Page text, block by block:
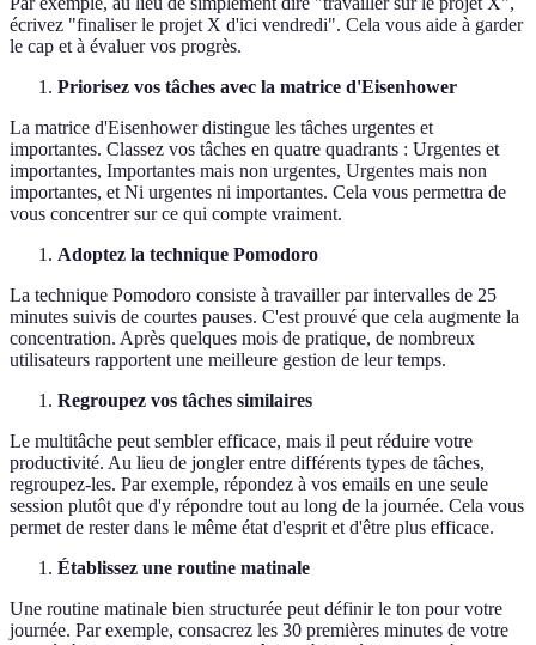
écrivez "finaliser le projet X d'ici vendredi". Cela vous aide à garder
le cap et à évaluer vos progrès.
Priorisez vos tâches avec la matrice d'Eisenhower
La matrice d'Eisenhower distingue les tâches urgentes et
importantes. Classez vos tâches en quatre quadrants : Urgentes et
importantes, Importantes mais non urgentes, Urgentes mais non
importantes, et Ni urgentes ni importantes. Cela vous permettra de
vous concentrer sur ce qui compte vraiment.
Adoptez la technique Pomodoro
La technique Pomodoro consiste à travailler par intervalles de 25
minutes suivis de courtes pauses. C'est prouvé que cela augmente la
concentration. Après quelques mois de pratique, de nombreux
utilisateurs rapportent une meilleure gestion de leur temps.
Regroupez vos tâches similaires
Le multitâche peut sembler efficace, mais il peut réduire votre
productivité. Au lieu de jongler entre différents types de tâches,
regroupez-les. Par exemple, répondez à vos emails en une seule
session plutôt que d'y répondre tout au long de la journée. Cela vous
permet de rester dans le même état d'esprit et d'être plus efficace.
Établissez une routine matinale
Une routine matinale bien structurée peut définir le ton pour votre
journée. Par exemple, consacrez les 30 premières minutes de votre